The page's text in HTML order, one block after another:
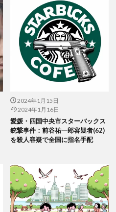
2024年1月15日
2024年1月16日
愛媛・四国中央市スターバックス
銃撃事件：前谷祐一郎容疑者(62)
を殺人容疑で全国に指名手配